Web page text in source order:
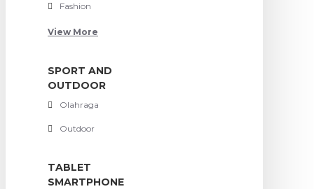
Fashion
View More
SPORT AND
OUTDOOR
Olahraga
Outdoor
TABLET
SMARTPHONE